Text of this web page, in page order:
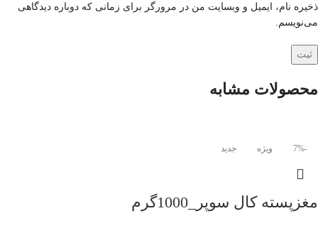
ذخیره نام، ایمیل و وبسایت من در مرورگر برای زمانی که دوباره دیدگاهی
می‌نویسم.
محصولات مشابه
-7% ویژه جدید
مغزپسته کال سوپر_1000گرم